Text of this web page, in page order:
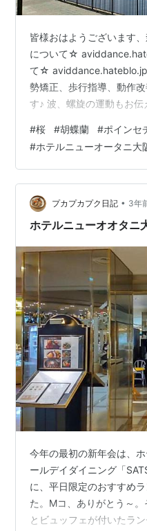
皆様おはようございます
について☆
て☆ aviddance.hateblo.jp
勢矯正、歩行指導、動作
す♪ 波、螺旋の運動もお
貸しフロア（レンタルス
※1時間500円～ 『社交ダ
皆様の応援が頼りです！
こちらのバナーをクリッ
_)m 昨日はちょっとお出…
#桜 #胡蝶蘭 #ポインセ
#ホテルニューオータニ大
プカプカプク日記 • 3年
ホテルニューオオタニ
今年の最初の新年会は、
ールデイダイニング「
に、平日限定のおすすめ
た。Mコ、ありがとう～
とビュッフェが付いたラ